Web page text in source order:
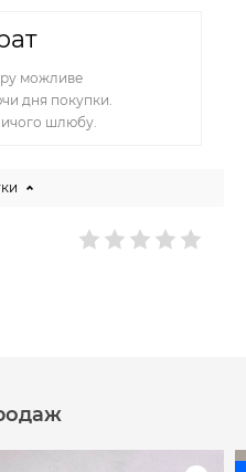
можливе
дня покупки.
шлюбу.